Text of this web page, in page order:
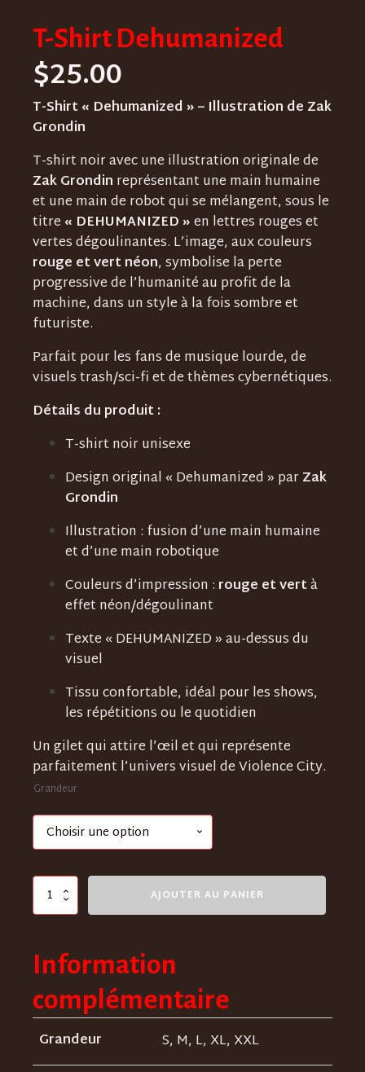
T-Shirt Dehumanized
$25.00
T-Shirt « Dehumanized » – Illustration de Zak
Grondin
T-shirt noir avec une illustration originale de
Zak Grondin représentant une main humaine
et une main de robot qui se mélangent, sous le
titre « DEHUMANIZED »en lettres rouges et
vertes dégoulinantes. L’image, aux couleurs
rouge et vert néon, symbolise la perte
progressive de l’humanité au profit de la
machine, dans un style à la fois sombre et
futuriste.
Parfait pour les fans de musique lourde, de
visuels trash/sci-fi et de thèmes cybernétiques.
Détails du produit :
T-shirt noir unisexe
Design original « Dehumanized » parZak
Grondin
Illustration : fusion d’une main humaine
et d’une main robotique
Couleurs d’impression : rouge et vertà
effet néon/dégoulinant
Texte « DEHUMANIZED » au-dessus du
visuel
Tissu confortable, idéal pour les shows,
les répétitions ou le quotidien
Un gilet qui attire l’œil et qui représente
parfaitement l’univers visuel de Violence City.
Grandeur
quantité
T-
Dehumanized
AJOUTER AU PANIER
Information
complémentaire
Grandeur S, M, L, XL, XXL